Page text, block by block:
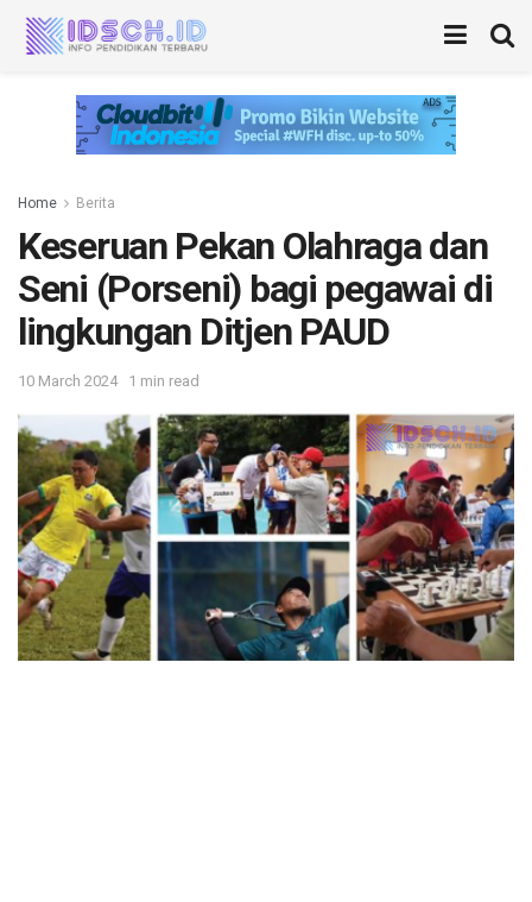
Home Berita
Keseruan Pekan Olahraga dan
Seni (Porseni) bagi pegawai di
lingkungan Ditjen PAUD
10 March 2024 1 min read